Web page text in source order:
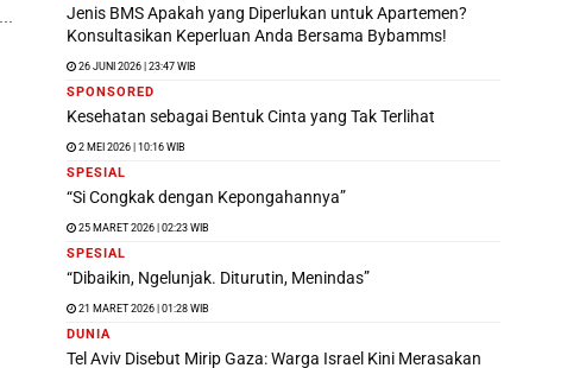
Jenis BMS Apakah yang Diperlukan untuk Apartemen?
Konsultasikan Keperluan Anda Bersama Bybamms!
26 JUNI 2026 | 23:47 WIB
SPONSORED
Kesehatan sebagai Bentuk Cinta yang Tak Terlihat
2 MEI 2026 | 10:16 WIB
SPESIAL
“Si Congkak dengan Kepongahannya”
25 MARET 2026 | 02:23 WIB
SPESIAL
“Dibaikin, Ngelunjak. Diturutin, Menindas”
21 MARET 2026 | 01:28 WIB
DUNIA
Tel Aviv Disebut Mirip Gaza: Warga Israel Kini Merasakan